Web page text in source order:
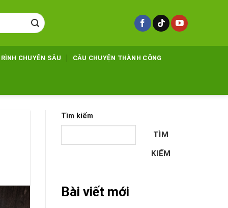
CHUYÊN SÂU CÂU CHUYỆN THÀNH CÔNG
Tìm kiếm
TÌM
KIẾM
Bài viết mới